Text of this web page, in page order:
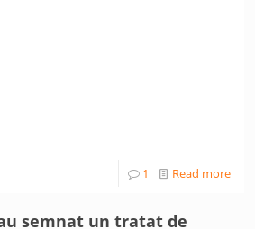
1 Read more
semnat un tratat de